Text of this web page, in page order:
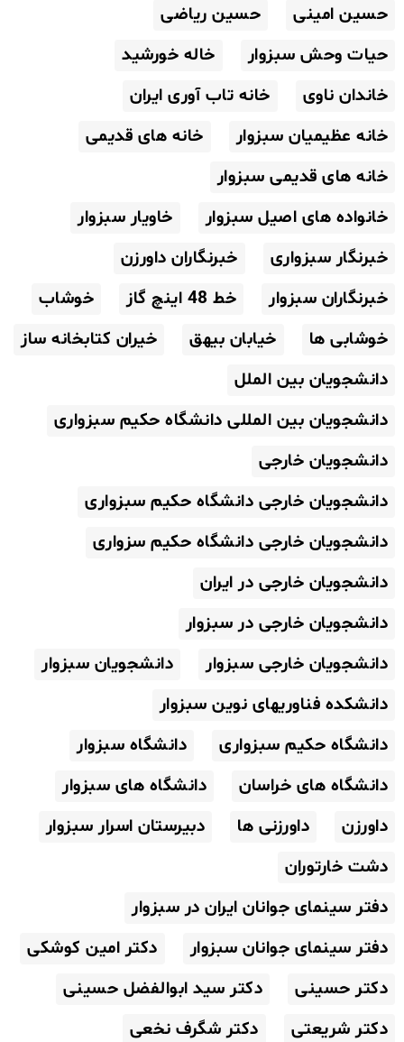
حسین امینی
حسین ریاضی
حیات وحش سبزوار
خاله خورشید
خاندان ناوی
خانه تاب آوری ایران
خانه عظیمیان سبزوار
خانه های قدیمی
خانه های قدیمی سبزوار
خانواده های اصیل سبزوار
خاویار سبزوار
خبرنگار سبزواری
خبرنگاران داورزن
خبرنگاران سبزوار
خط 48 اینچ گاز
خوشاب
خوشابی ها
خیابان بیهق
خیران کتابخانه ساز
دانشجویان بین الملل
دانشجویان بین المللی دانشگاه حکیم سبزواری
دانشجویان خارجی
دانشجویان خارجی دانشگاه حکیم سبزواری
دانشجویان خارجی دانشگاه حکیم سزواری
دانشجویان خارجی در ایران
دانشجویان خارجی در سبزوار
دانشجویان خارجی سبزوار
دانشجویان سبزوار
دانشکده فناوریهای نوین سبزوار
دانشگاه حکیم سبزواری
دانشگاه سبزوار
دانشگاه های خراسان
دانشگاه های سبزوار
داورزن
داورزنی ها
دبیرستان اسرار سبزوار
دشت خارتوران
دفتر سینمای جوانان ایران در سبزوار
دفتر سینمای جوانان سبزوار
دکتر امین کوشکی
دکتر حسینی
دکتر سید ابوالفضل حسینی
دکتر شریعتی
دکتر شگرف نخعی